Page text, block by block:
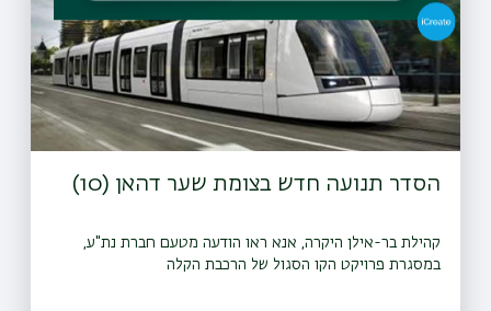
הסדר תנועה חדש בצומת שער דהאן (10)
קהילת בר-אילן היקרה, אנא ראו הודעה מטעם חברת נת"ע,
במסגרת פרויקט הקו הסגול של הרכבת הקלה